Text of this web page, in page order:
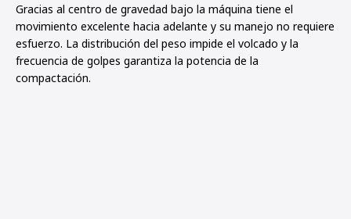
Gracias al centro de gravedad bajo la máquina tiene el
movimiento excelente hacia adelante y su manejo no requiere
esfuerzo. La distribución del peso impide el volcado y la
frecuencia de golpes garantiza la potencia de la
compactación.